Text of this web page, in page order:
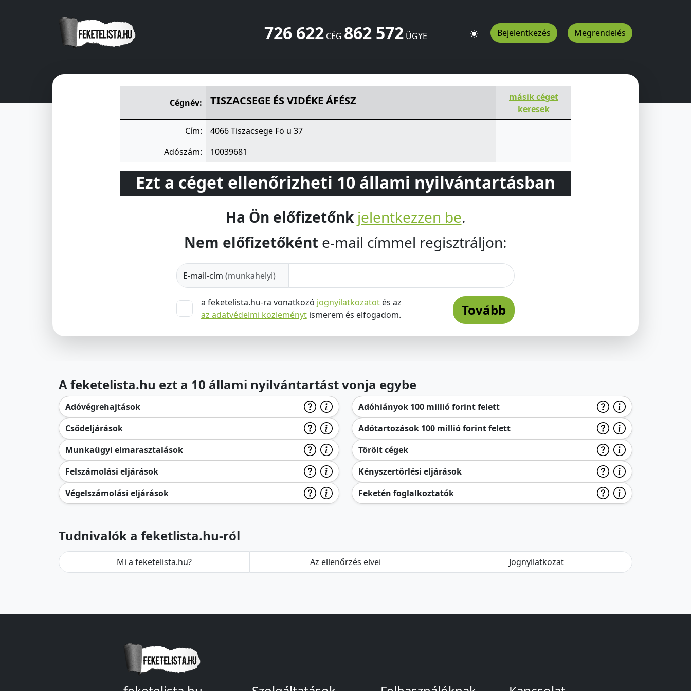
726 622CÉG 862 572ÜGYE Bejelentkezés Megrendelés
Cégnév:
TISZACSEGE ÉS VIDÉKE ÁFÉSZ
másik céget
keresek
Cím:
4066 Tiszacsege Fö u 37
Adószám:
10039681
Ezt a céget ellenőrizheti 10 állami nyilvántartásban
Ha Ön előfizetőnk jelentkezzen be.
Nem előfizetőként e-mail címmel regisztráljon:
E-mail-cím (munkahelyi)
a feketelista.hu-ra vonatkozó jognyilatkozatotés az
az adatvédelmi közleménytismerem és elfogadom. Tovább
A feketelista.hu ezt a 10 állami nyilvántartást vonja egybe
Adóvégrehajtások
Csődeljárások
Munkaügyi elmarasztalások
Felszámolási eljárások
Végelszámolási eljárások
Adóhiányok 100 millió forint felett
Adótartozások 100 millió forint felett
Törölt cégek
Kényszertörlési eljárások
Feketén foglalkoztatók
Tudnivalók a feketlista.hu-ról
Mi a feketelista.hu? Az ellenőrzés elvei Jognyilatkozat